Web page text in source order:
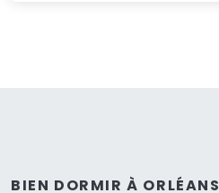
BIEN DORMIR À ORLÉANS